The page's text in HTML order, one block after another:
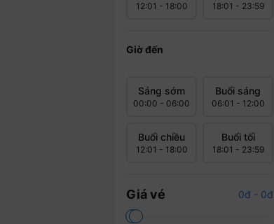
12:01 - 18:00 18:01 - 23:59
Giờ đến
Sáng sớm
00:00 - 06:00
Buổi sáng
06:01 - 12:00
Buổi chiều
12:01 - 18:00
Buổi tối
18:01 - 23:59
Giá vé 0đ - 0đ